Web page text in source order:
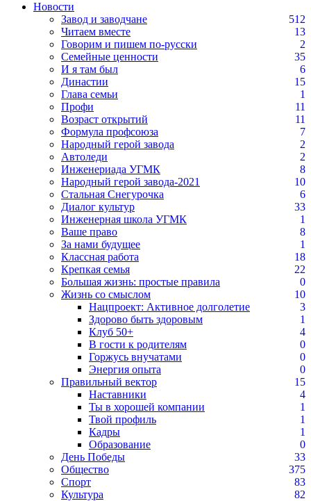
Новости
Завод и заводчане
512
Читаем вместе
13
Говорим и пишем по-русски
2
Семейные ценности
35
И я там был
6
Династии
15
Глава семьи
1
Профи
11
Возраст открытий
11
Формула профсоюза
7
Народный герой завода
2
Автоледи
2
Инженериада УГМК
8
Народный герой завода-2021
10
Стальная Снегурочка
6
Диалог культур
33
Инженерная школа УГМК
1
Ваше право
8
За нами будущее
1
Классная работа
18
Крепкая семья
22
Большая жизнь: простые правила
0
Жизнь со смыслом
10
Нацпроект: Активное долголетие
3
Здорово быть здоровым
1
Клуб 50+
4
В гости к родителям
0
Горжусь внучатами
0
Энергия опыта
0
Правильный вектор
15
Наставники
4
Ты в хорошей компании
1
Твой профиль
1
Кадры
1
Образование
0
День Победы
33
Общество
375
Спорт
83
Культура
82